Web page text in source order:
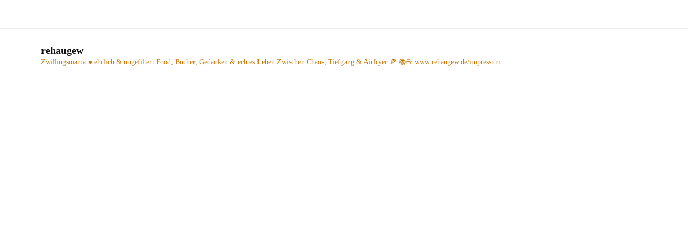
rehaugew
Zwillingsmama ● ehrlich & ungefiltert Food, Bücher, Gedanken & echtes Leben Zwischen Chaos, Tiefgang & Airfryer 🍕 📚☕️ www.rehaugew.de/impressum